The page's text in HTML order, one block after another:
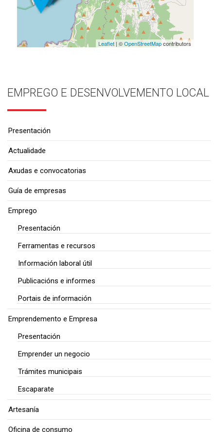
Leaflet| ©OpenStreetMapcontributors
EMPREGO E DESENVOLVEMENTO LOCAL
Presentación
Actualidade
Axudas e convocatorias
Guía de empresas
Emprego
Presentación
Ferramentas e recursos
Información laboral útil
Publicacións e informes
Portais de información
Emprendemento e Empresa
Presentación
Emprender un negocio
Trámites municipais
Escaparate
Artesanía
Oficina de consumo